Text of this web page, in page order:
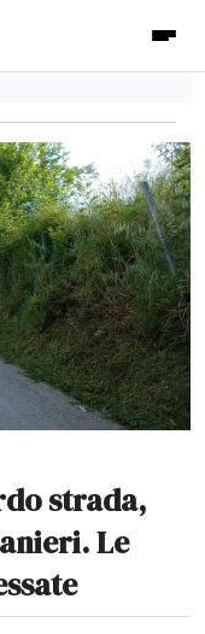
strada,
Le